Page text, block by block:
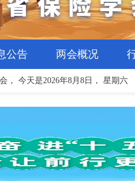
公告 两会概况
两会概况
， 今天是2026年8月 8 日， 星期六